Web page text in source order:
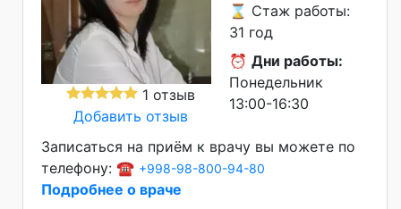
1 отзыв
Добавить отзыв
⌛ Стаж работы:
31 год
⏰ Дни работы:
Понедельник
13:00-16:30
Записаться на приём к врачу вы можете по
телефону: ☎️ +998-98-800-94-80
Подробнее о враче